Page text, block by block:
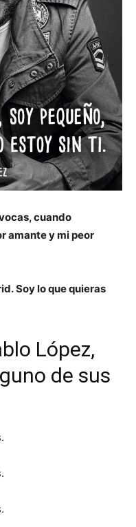
cuando
amante y mi peor
Soy lo que quieras
López,
de sus